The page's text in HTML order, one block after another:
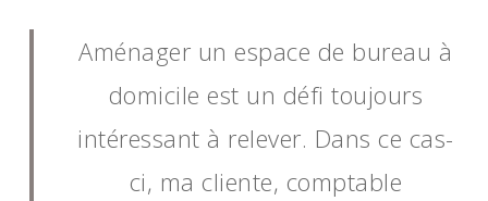
Aménager un espace de bureau à
domicile est un défi toujours
intéressant à relever. Dans ce cas-
ci, ma cliente, comptable